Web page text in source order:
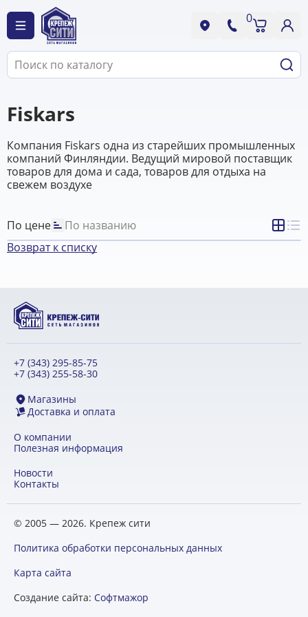
0
Fiskars
Компания Fiskars одна из старейших промышленных
компаний Финляндии. Ведущий мировой поставщик
товаров для дома и сада, товаров для отдыха на
свежем воздухе
По цене
По названию
Возврат к списку
+7 (343) 295-85-75
+7 (343) 255-58-30
Магазины
Доставка и оплата
О компании
Полезная информация
Новости
Контакты
© 2005 — 2026. Крепеж сити
Политика обработки персональных данных
Карта сайта
Создание сайта: Софтмажор